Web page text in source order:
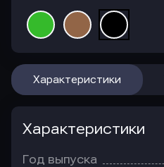
Характеристики
Характеристики
Год выпуска